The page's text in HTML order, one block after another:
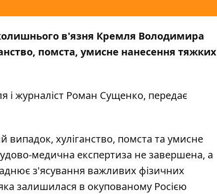
в'язня Кремля Володимира
помста, умисне нанесення тяжких
і журналіст Роман Сущенко, передає
випадок, хуліганство, помста та умисне
медична експертиза не завершена, а
з'ясування важливих фізичних
залишилася в окупованому Росією